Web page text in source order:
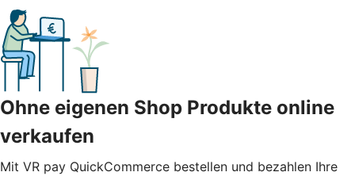
Ohne eigenen Shop Produkte online
verkaufen
Mit VR pay QuickCommerce bestellen und bezahlen Ihre